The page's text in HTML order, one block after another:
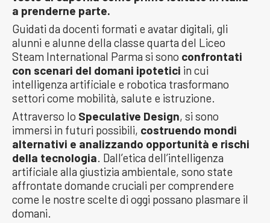
a prenderne parte.
Guidati da docenti formati e avatar digitali, gli
alunni e alunne della classe quarta del Liceo
Steam International Parma si sono confrontati
con scenari del domani ipotetici in cui
intelligenza artificiale e robotica trasformano
settori come mobilità, salute e istruzione.
Attraverso lo Speculative Design, si sono
immersi in futuri possibili, costruendo mondi
alternativi e analizzando opportunità e rischi
della tecnologia. Dall’etica dell’intelligenza
artificiale alla giustizia ambientale, sono state
affrontate domande cruciali per comprendere
come le nostre scelte di oggi possano plasmare il
domani.